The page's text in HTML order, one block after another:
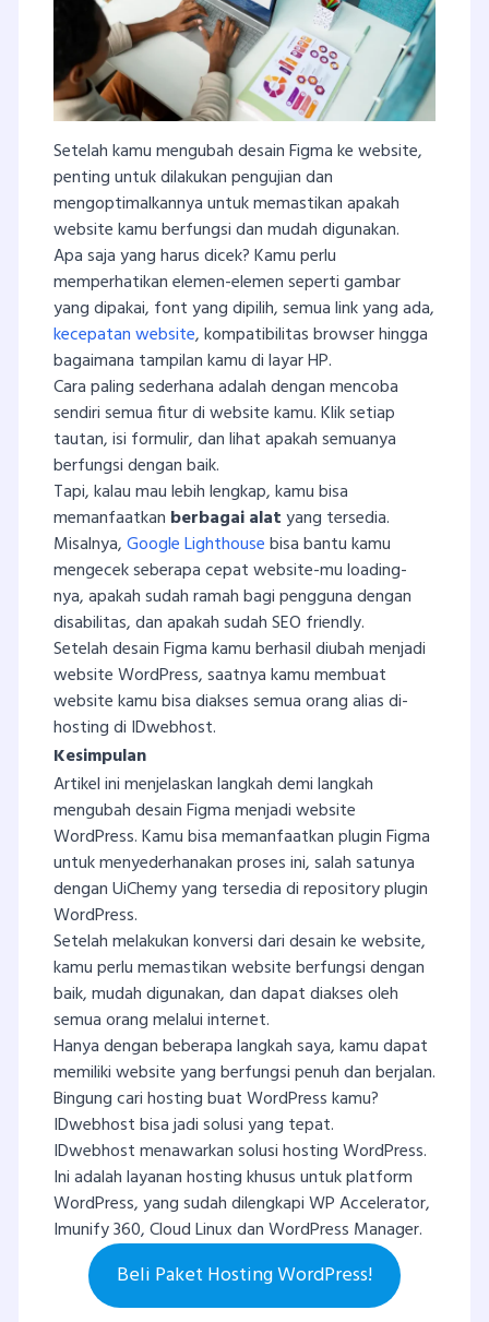
Setelah kamu mengubah desain Figma ke website,
penting untuk dilakukan pengujian dan
mengoptimalkannya untuk memastikan apakah
website kamu berfungsi dan mudah digunakan.
Apa saja yang harus dicek? Kamu perlu
memperhatikan elemen-elemen seperti gambar
yang dipakai, font yang dipilih, semua link yang ada,
kecepatan website, kompatibilitas browser hingga
bagaimana tampilan kamu di layar HP.
Cara paling sederhana adalah dengan mencoba
sendiri semua fitur di website kamu. Klik setiap
tautan, isi formulir, dan lihat apakah semuanya
berfungsi dengan baik.
Tapi, kalau mau lebih lengkap, kamu bisa
memanfaatkan berbagai alatyang tersedia.
Misalnya,Google Lighthousebisa bantu kamu
mengecek seberapa cepat website-mu loading-
nya, apakah sudah ramah bagi pengguna dengan
disabilitas, dan apakah sudah SEO friendly.
Setelah desain Figma kamu berhasil diubah menjadi
website WordPress, saatnya kamu membuat
website kamu bisa diakses semua orang alias di-
hosting di IDwebhost.
Kesimpulan
Artikel ini menjelaskan langkah demi langkah
mengubah desain Figma menjadi website
WordPress. Kamu bisa memanfaatkan plugin Figma
untuk menyederhanakan proses ini, salah satunya
dengan UiChemy yang tersedia di repository plugin
WordPress.
Setelah melakukan konversi dari desain ke website,
kamu perlu memastikan website berfungsi dengan
baik, mudah digunakan, dan dapat diakses oleh
semua orang melalui internet.
Hanya dengan beberapa langkah saya, kamu dapat
memiliki website yang berfungsi penuh dan berjalan.
Bingung cari hosting buat WordPress kamu?
IDwebhost bisa jadi solusi yang tepat.
IDwebhost menawarkan solusi hosting WordPress.
Ini adalah layanan hosting khusus untuk platform
WordPress, yang sudah dilengkapi WP Accelerator,
Imunify 360, Cloud Linux dan WordPress Manager.
Beli Paket Hosting WordPress!